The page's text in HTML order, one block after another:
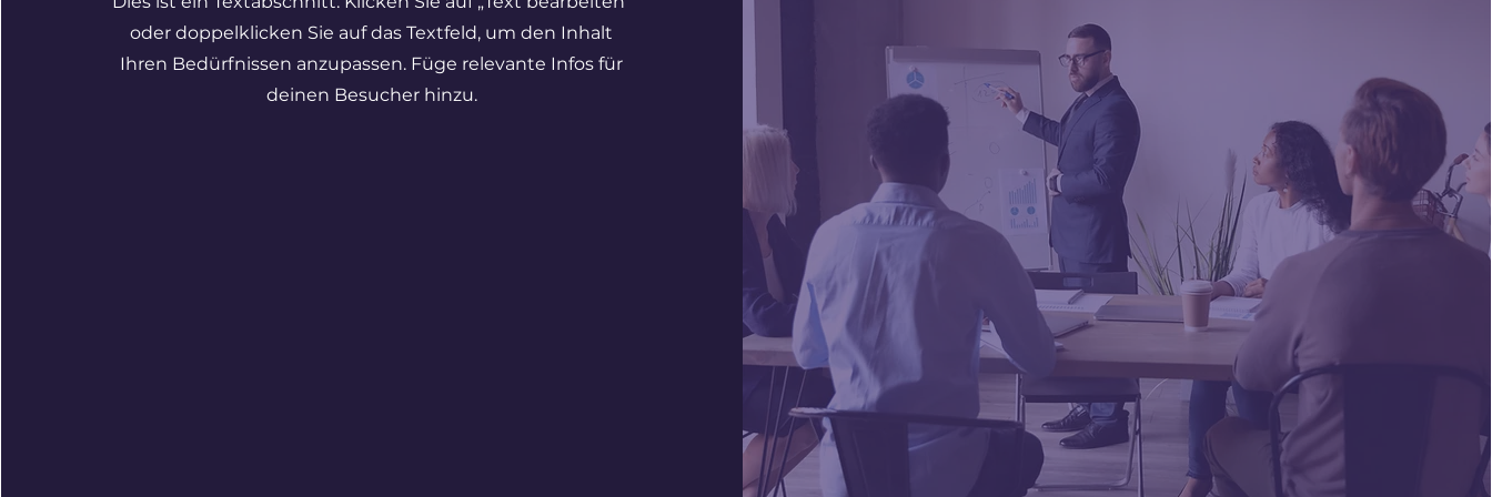
oder doppelklicken Sie auf das Textfeld, um den Inhalt
Ihren Bedürfnissen anzupassen. Füge relevante Infos für
deinen Besucher hinzu.